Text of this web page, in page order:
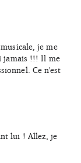
je me
jamais !!! Il me
Ce n'est
lui ! Allez, je